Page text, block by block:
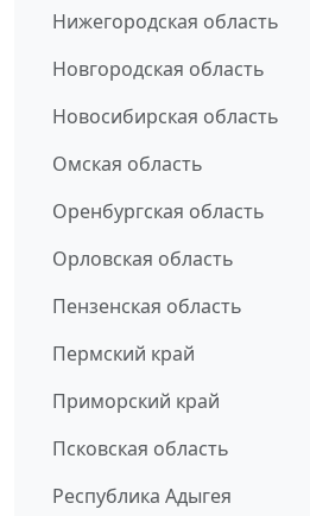
Нижегородская область
Новгородская область
Новосибирская область
Омская область
Оренбургская область
Орловская область
Пензенская область
Пермский край
Приморский край
Псковская область
Республика Адыгея